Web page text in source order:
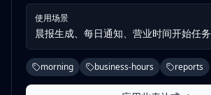
使用场景
晨报生成、每日通知、营业时间开始任务
morning business-hours reports